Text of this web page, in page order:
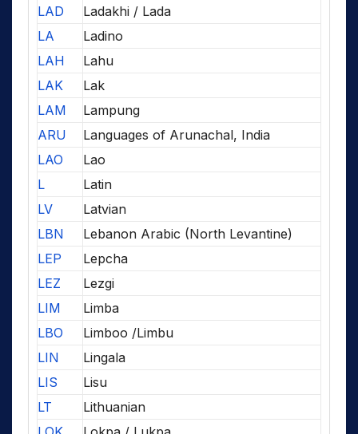
LAD
Ladakhi / Lada
LA
Ladino
LAH
Lahu
LAK
Lak
LAM
Lampung
ARU
Languages of Arunachal, India
LAO
Lao
L
Latin
LV
Latvian
LBN
Lebanon Arabic (North Levantine)
LEP
Lepcha
LEZ
Lezgi
LIM
Limba
LBO
Limboo /Limbu
LIN
Lingala
LIS
Lisu
LT
Lithuanian